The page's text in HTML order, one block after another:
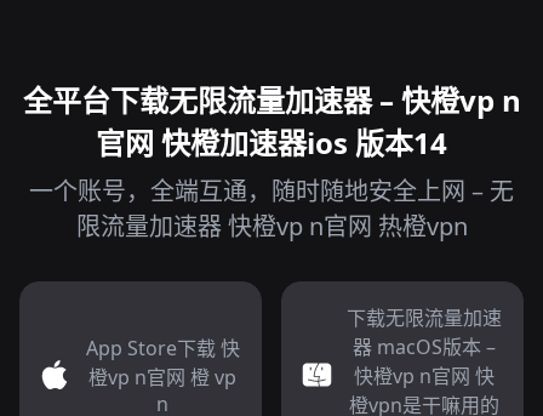
全平台下载无限流量加速器 – 快橙vp n
官网 快橙加速器ios 版本14
一个账号，全端互通，随时随地安全上网 – 无
限流量加速器 快橙vp n官网 热橙vpn
App Store下载 快
橙vp n官网 橙 vp
n
下载无限流量加速
器 macOS版本 –
快橙vp n官网 快
橙vpn是干嘛用的